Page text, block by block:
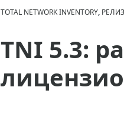
TOTAL NETWORK INVENTORY,
TNI 5.3: